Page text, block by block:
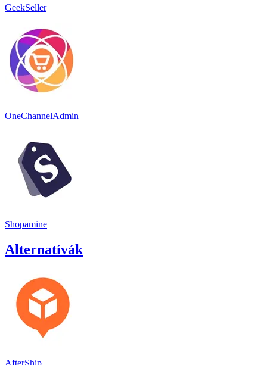
GeekSeller
OneChannelAdmin
Shopamine
Alternatívák
AfterShip